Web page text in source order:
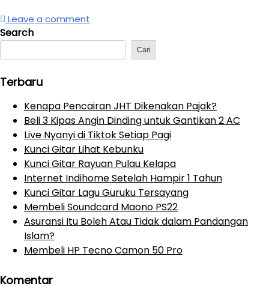
Leave a comment
Search
Cari
Terbaru
Kenapa Pencairan JHT Dikenakan Pajak?
Beli 3 Kipas Angin Dinding untuk Gantikan 2 AC
Live Nyanyi di Tiktok Setiap Pagi
Kunci Gitar Lihat Kebunku
Kunci Gitar Rayuan Pulau Kelapa
Internet Indihome Setelah Hampir 1 Tahun
Kunci Gitar Lagu Guruku Tersayang
Membeli Soundcard Maono PS22
Asuransi Itu Boleh Atau Tidak dalam Pandangan
Islam?
Membeli HP Tecno Camon 50 Pro
Komentar